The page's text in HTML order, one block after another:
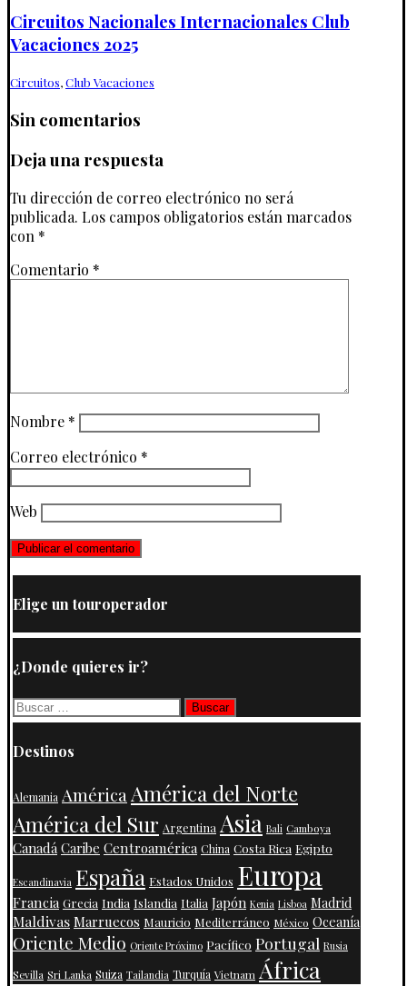
Circuitos Nacionales Internacionales Club
Vacaciones 2025
Circuitos,Club Vacaciones
Sin comentarios
Deja una respuesta
Tu dirección de correo electrónico no será
publicada. Los campos obligatorios están marcados
con *
Comentario *
Nombre *
Correo electrónico *
Web
Elige un touroperador
¿Donde quieres ir?
Buscar:
Destinos
Alemania AméricaAmérica del Norte
América del Sur Argentina Asia Bali Camboya
Canadá Caribe Centroamérica China Costa Rica Egipto
Escandinavia España Estados Unidos Europa
Francia Grecia India Islandia Italia Japón Kenia Lisboa Madrid
Maldivas Marruecos Mauricio Mediterráneo México Oceanía
Oriente Medio Oriente Próximo Pacífico Portugal Rusia
Sevilla Sri Lanka Suiza Tailandia Turquía Vietnam África